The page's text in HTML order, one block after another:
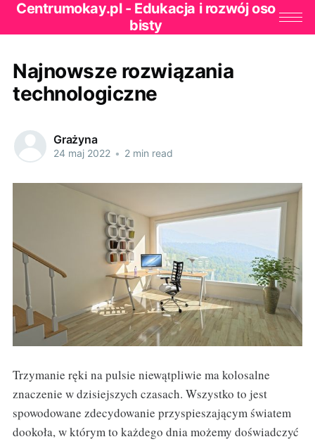
Centrumokay.pl - Edukacja i rozwój oso
bisty
Najnowsze rozwiązania
technologiczne
Grażyna
24 maj 2022 • 2 min read
Trzymanie ręki na pulsie niewątpliwie ma kolosalne
znaczenie w dzisiejszych czasach. Wszystko to jest
spowodowane zdecydowanie przyspieszającym światem
dookoła, w którym to każdego dnia możemy doświadczyć